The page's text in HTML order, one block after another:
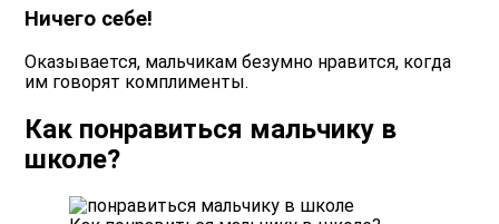
Ничего себе!
Оказывается, мальчикам безумно нравится, когда
им говорят комплименты.
Как понравиться мальчику в
школе?